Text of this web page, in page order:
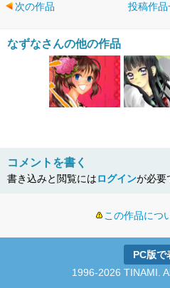
次の作品 投稿作品
なずなさんの他の作品
コメントを書く
書き込みと閲覧にはログインが必要
この作品につ
PC版で
1996-2026 TINAMI.